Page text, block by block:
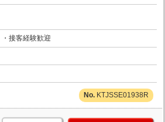
・接客経験歓迎
KTJSSE01938R